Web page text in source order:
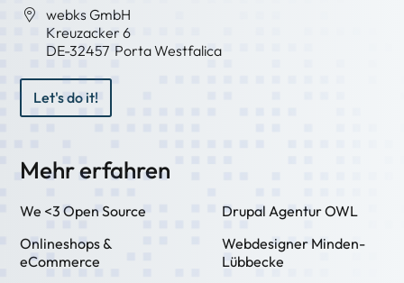
webks GmbH
Kreuzacker 6
DE-32457 Porta Westfalica
Let's do it!
Mehr erfahren
We <3 Open Source
Onlineshops &
eCommerce
Drupal Agentur OWL
Webdesigner Minden-
Lübbecke